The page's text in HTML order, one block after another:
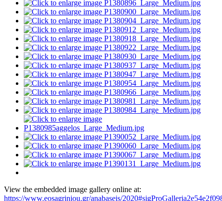
View the embedded image gallery online at:
https://www.eosagriniou.gr/anabaseis/